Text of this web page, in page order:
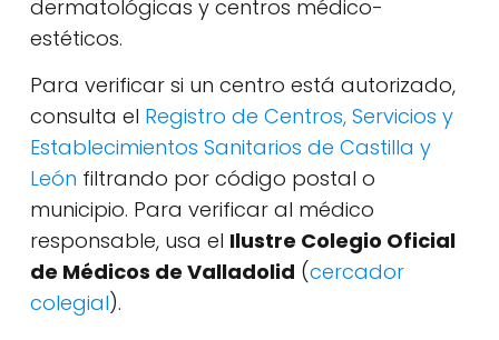
dermatológicas y centros médico-
estéticos.
Para verificar si un centro está autorizado,
consulta el Registro de Centros, Servicios y
Establecimientos Sanitarios de Castilla y
León filtrando por código postal o
municipio. Para verificar al médico
responsable, usa el Ilustre Colegio Oficial
de Médicos de Valladolid (cercador
colegial).